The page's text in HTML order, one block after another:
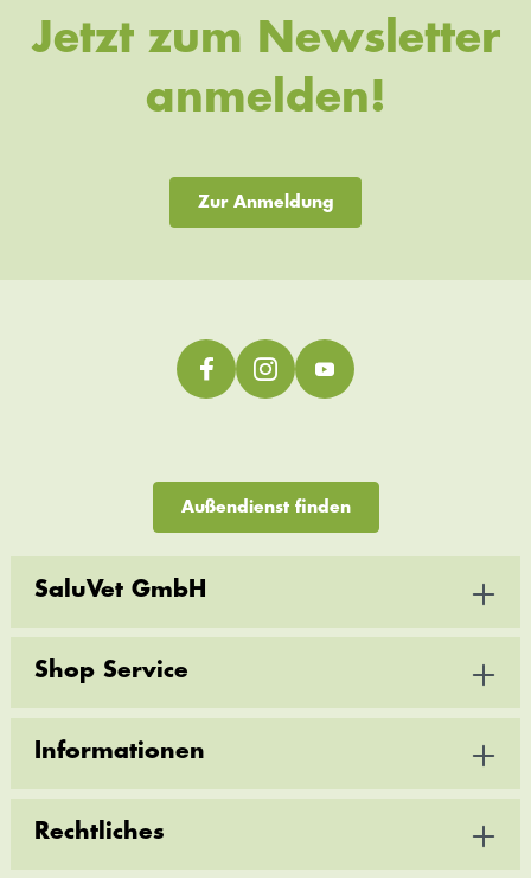
Jetzt zum Newsletter
anmelden!
Zur Anmeldung
Außendienst finden
SaluVet GmbH
Shop Service
Informationen
Rechtliches